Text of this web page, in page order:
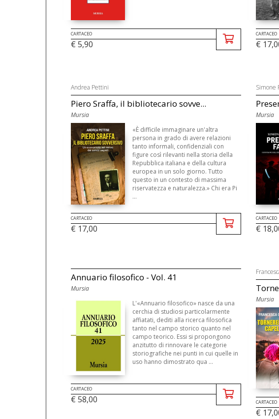
CARTACEO
€ 5,90
CARTACEO
€
Andrea Pettini
Piero Sraffa, il bibliotecario sovve...
Mursia
«È difficile immaginare un'altra
persona in grado di avere relazioni
tanto informali, confidenziali con
figure così rilevanti nella storia della
Repubblica italiana e della cultura
europea in un solo giorno. Tutto
questo in un contesto di massima
riservatezza e naturalezza.» Chi era Pi
...
CARTACEO
€ 17,00
Simone
Mursia
CARTACEO
€
Annuario filosofico - Vol. 41
Mursia
L'«Annuario filosofico» nasce da una
cerchia di studiosi particolarmente
affiatati, dediti alla ricerca filosofica
tanto nel campo storico quanto nel
campo teorico. Essi si propongono
anzitutto di rinnovare le categorie
storiografiche nei punti in cui quelle in
uso hanno dimostrato qua ...
CARTACEO
€ 58,00
Mursia
CARTACEO
€